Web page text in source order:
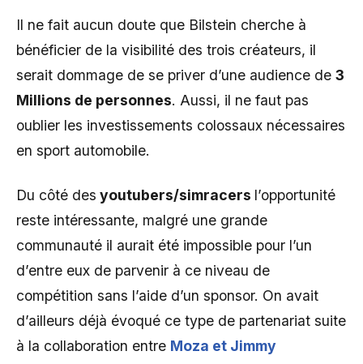
Il ne fait aucun doute que Bilstein cherche à
bénéficier de la visibilité des trois créateurs, il
serait dommage de se priver d’une audience de 3
Millions de personnes. Aussi, il ne faut pas
oublier les investissements colossaux nécessaires
en sport automobile.
Du côté des youtubers/simracers l’opportunité
reste intéressante, malgré une grande
communauté il aurait été impossible pour l’un
d’entre eux de parvenir à ce niveau de
compétition sans l’aide d’un sponsor. On avait
d’ailleurs déjà évoqué ce type de partenariat suite
à la collaboration entre Moza et Jimmy